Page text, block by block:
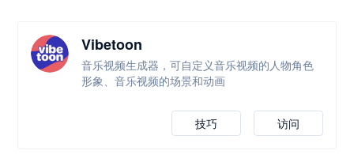
Vibetoon
音乐视频生成器，可自定义音乐视频的人物角色
形象、音乐视频的场景和动画
访问
技巧